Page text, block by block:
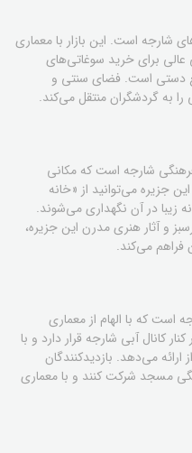
شارجه است. این بازار با معماری
برای خرید سوغاتی‌های
دستی است. فضای سنتی و
به گردشگران منتقل می‌کند.
شارجه است که مکانی
جزیره می‌توانید از «خانه
دیدن کنید که بیش از 500 پروانه زیبا در آن نگهداری می‌شوند.
و آثار هنری مدرن این جزیره،
فراهم می‌کند.
است که با الهام از معماری
کانال آبی شارجه قرار دارد و با
ارائه می‌دهد. بازدیدکنندگان
مسجد شرکت کنند و با معماری